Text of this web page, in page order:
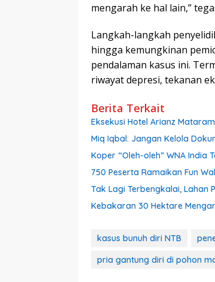
mengarah ke hal lain,”
Langkah-langkah
hingga kemungkinan
pendalaman kasus ini.
riwayat depresi, tekanan
Berita Terkait
Eksekusi Hotel Arianz
Miq Iqbal: Jangan Kelola
Koper “Oleh-oleh” WNA India
750 Peserta Ramaikan Fun
Tak Lagi Terbengkalai, Lahan
Kebakaran 30 Hektare
kasus bunuh diri NTB
pria gantung diri di pohon